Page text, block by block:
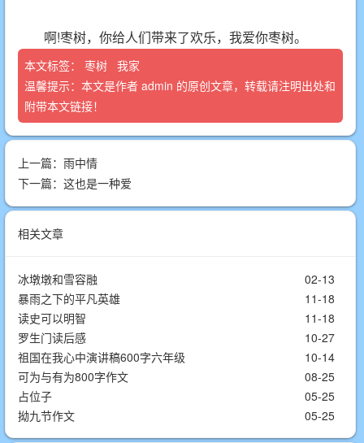
啊!枣树，你给人们带来了欢乐，我爱你枣树。
本文标签： 枣树 我家
温馨提示：本文是作者 admin 的原创文章，转载请注明出处和
附带本文链接！
上一篇： 雨中情
下一篇： 这也是一种爱
相关文章
02-13
冰墩墩和雪容融
11-18
暴雨之下的平凡英雄
11-18
读史可以明智
10-27
罗生门读后感
10-14
祖国在我心中演讲稿600字六年级
08-25
可为与有为800字作文
05-25
占位子
05-25
拗九节作文